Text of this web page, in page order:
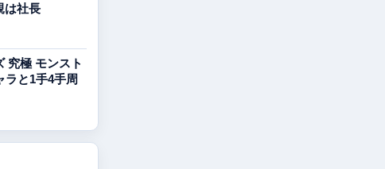
は社長
究極 モンスト
ラと1手4手周